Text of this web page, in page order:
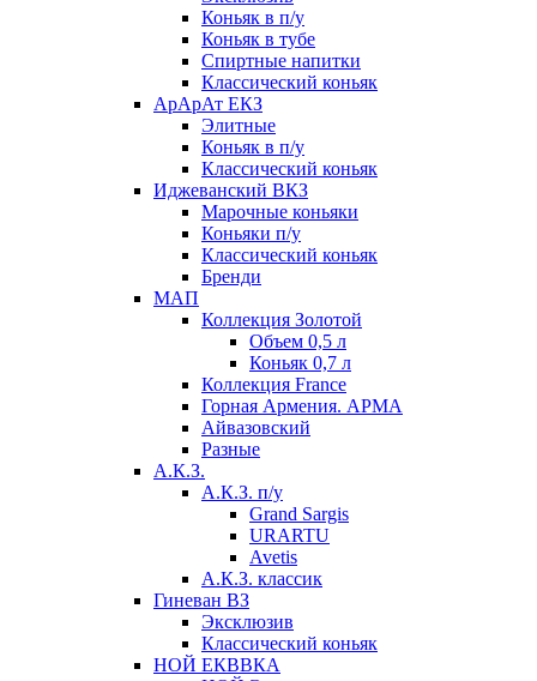
Коньяк в п/у
Коньяк в тубе
Спиртные напитки
Классический коньяк
АрАрАт ЕКЗ
Элитные
Коньяк в п/у
Классический коньяк
Иджеванский ВКЗ
Марочные коньяки
Коньяки п/у
Классический коньяк
Бренди
МАП
Коллекция Золотой
Объем 0,5 л
Коньяк 0,7 л
Коллекция France
Горная Армения. АРМА
Айвазовский
Разные
А.К.З.
А.К.З. п/у
Grand Sargis
URARTU
Avetis
А.К.З. классик
Гиневан ВЗ
Эксклюзив
Классический коньяк
НОЙ ЕКВВКА